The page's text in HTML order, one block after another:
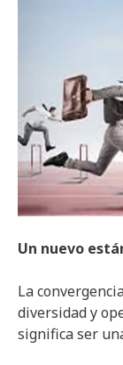
Un nuevo
La
diversidad y
significa ser